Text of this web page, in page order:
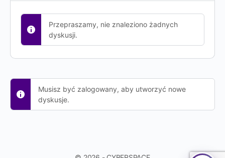
Przepraszamy, nie znaleziono żadnych
dyskusji.
Musisz być zalogowany, aby utworzyć nowe
dyskusje.